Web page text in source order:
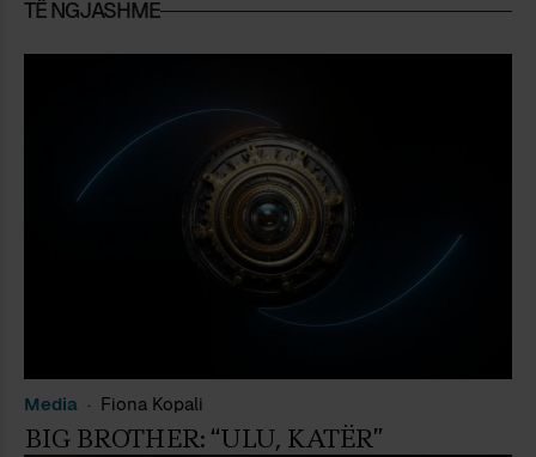
TË NGJASHME
Media Fiona Kopali
BIG BROTHER: “ULU, KATËR”